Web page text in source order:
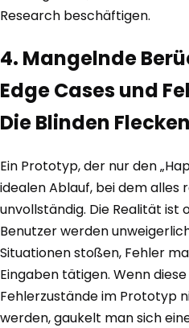
Research beschäftigen.
4. Mangelnde
Edge Cases und
Die Blinden
Ein Prototyp, der nur den
idealen Ablauf, bei dem alles
unvollständig. Die Realität ist
Benutzer werden
Situationen stoßen, Fehler
Eingaben tätigen. Wenn diese
Fehlerzustände im Prototyp
werden, gaukelt man sich